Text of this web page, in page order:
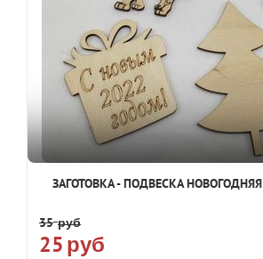
ЗАГОТОВКА - ПОДВЕСКА
35 руб
25 руб